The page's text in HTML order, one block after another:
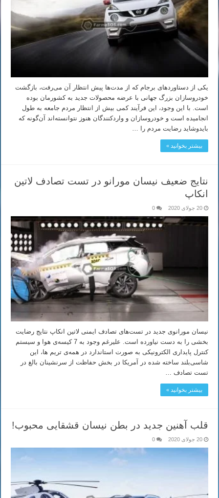
یکی از دستاوردهای برجام که از مدت‌ها پیش انتظار آن می‌رفت، بازگشت
خودروسازان بزرگ جهانی با عرضه محصولات جدید به کشورمان بوده
است. با این وجود، این فرآیند کمی بیش از انتظار مردم جامعه به طول
انجامیده است و خودروسازان و واردکنندگان هنوز نتوانسته‌اند آن‌گونه که
بایدوشاید رضایت مردم را …
بیشتر بخوانید »
نتایج ضعیف نیسان مورانو در تست تصادف لاتین
انکاپ
20 جولای 2020 0
نیسان مورانوی جدید در تست‌های تصادف ایمنی لاتین انکاپ نتایج رضایت
بخشی را به دست نیاورده است. علیرغم وجود به 7 کیسه‌ی هوا و سیستم
کنترل پایداری الکترونیکی به صورت استاندارد در همه‌ی تریم ها، این
شاسی‌بلند ساخته شده در آمریکا در بخش حفاظت از سرنشینان بالغ در
تست تصادف …
بیشتر بخوانید »
قلب آهنین جدید در بطن نیسان قشقایی محبوب!
20 جولای 2020 0